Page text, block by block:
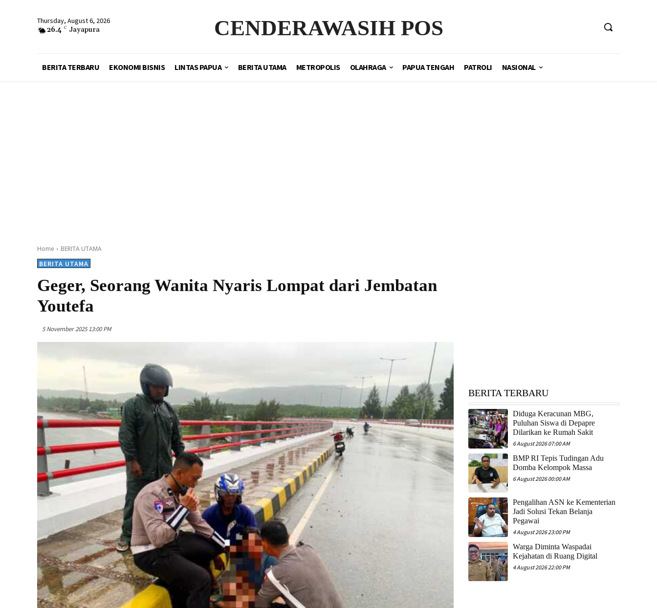
Thursday, August 6, 2026
26.4 C Jayapura CENDERAWASIH POS
BERITA TERBARU EKONOMI BISNIS LINTAS PAPUA BERITA UTAMA METROPOLIS OLAHRAGA PAPUA TENGAH PATROLI NASIONAL
Home BERITA UTAMA
BERITA UTAMA
Geger, Seorang Wanita Nyaris Lompat dari Jembatan
Youtefa
5 November 2025 13:00 PM
BERITA TERBARU
Diduga Keracunan MBG,
Puluhan Siswa di Depapre
Dilarikan ke Rumah Sakit
6 August 2026 07:00 AM
​BMP RI Tepis Tudingan Adu
Domba Kelompok Massa
6 August 2026 00:00 AM
Pengalihan ASN ke Kementerian
Jadi Solusi Tekan Belanja
Pegawai
4 August 2026 23:00 PM
Warga Diminta Waspadai
Kejahatan di Ruang Digital
4 August 2026 22:00 PM